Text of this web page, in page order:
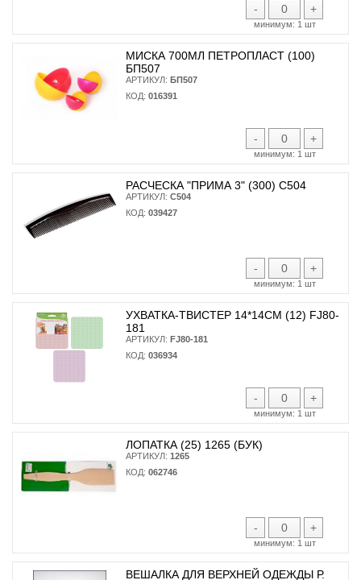
- +
минимум: 1 шт
МИСКА 700МЛ ПЕТРОПЛАСТ (100)
БП507
АРТИКУЛ: БП507
КОД: 016391
- +
минимум: 1 шт
РАСЧЕСКА "ПРИМА 3" (300) С504
АРТИКУЛ: С504
КОД: 039427
- +
минимум: 1 шт
УХВАТКА-ТВИСТЕР 14*14СМ (12) FJ80-
181
АРТИКУЛ: FJ80-181
КОД: 036934
- +
минимум: 1 шт
ЛОПАТКА (25) 1265 (БУК)
АРТИКУЛ: 1265
КОД: 062746
- +
минимум: 1 шт
ВЕШАЛКА ДЛЯ ВЕРХНЕЙ ОДЕЖДЫ Р.